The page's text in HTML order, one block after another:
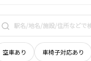
空車あり 車椅子対応あり